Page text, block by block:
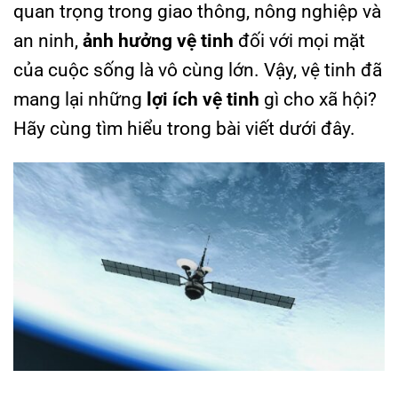
quan trọng trong giao thông, nông nghiệp và
an ninh, ảnh hưởng vệ tinh đối với mọi mặt
của cuộc sống là vô cùng lớn. Vậy, vệ tinh đã
mang lại những lợi ích vệ tinh gì cho xã hội?
Hãy cùng tìm hiểu trong bài viết dưới đây.